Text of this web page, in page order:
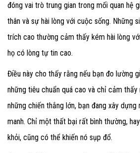
đóng vai trò trung gian trong mối quan hệ
thân và sự hài lòng với cuộc sống. Những
trích cao thường cảm thấy kém hài lòng
họ có lòng tự tin cao.
Điều này cho thấy rằng nếu bạn đo lường
những tiêu chuẩn quá cao và chỉ cảm thấy
những chiến thắng lớn, bạn đang xây
manh. Chỉ một thất bại rất bình thường,
khỏi, cũng có thể khiến nó sụp đổ.